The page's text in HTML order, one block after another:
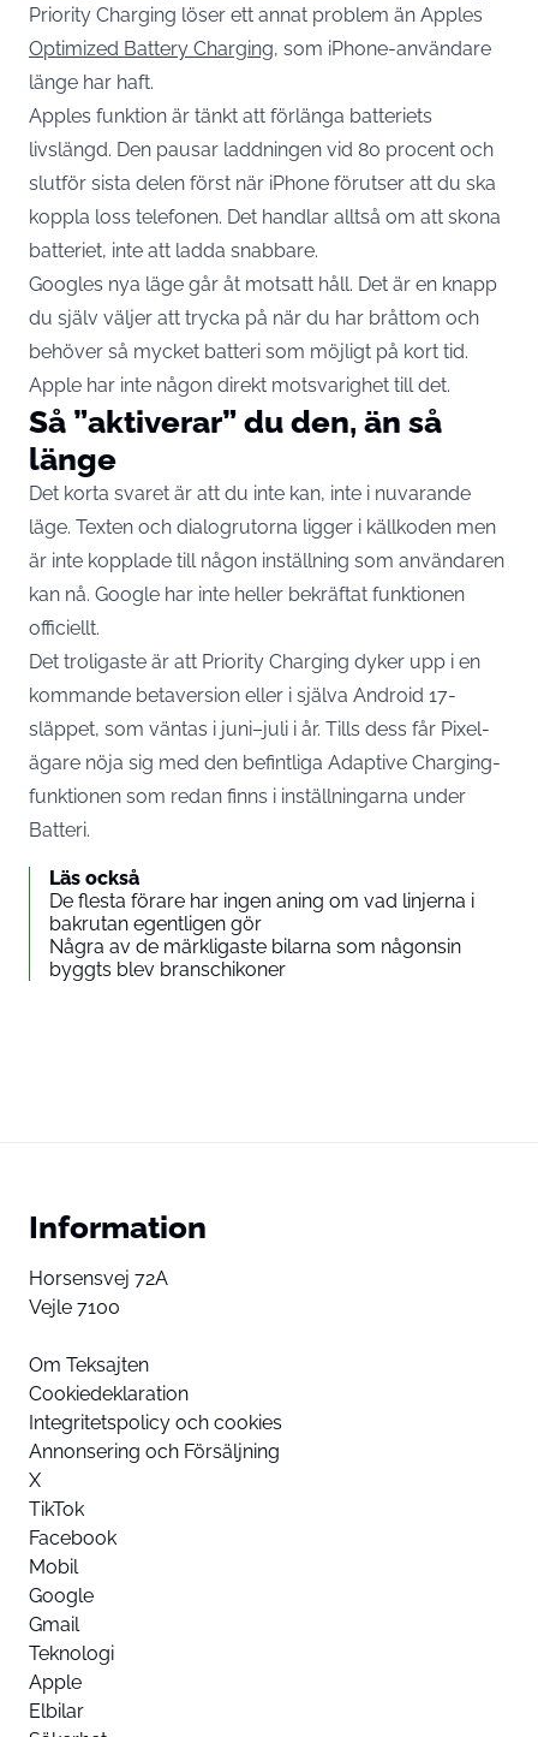
Priority Charging löser ett annat problem än Apples
Optimized Battery Charging, som iPhone-användare
länge har haft.
Apples funktion är tänkt att förlänga batteriets
livslängd. Den pausar laddningen vid 80 procent och
slutför sista delen först när iPhone förutser att du ska
koppla loss telefonen. Det handlar alltså om att skona
batteriet, inte att ladda snabbare.
Googles nya läge går åt motsatt håll. Det är en knapp
du själv väljer att trycka på när du har bråttom och
behöver så mycket batteri som möjligt på kort tid.
Apple har inte någon direkt motsvarighet till det.
Så ”aktiverar” du den, än så
länge
Det korta svaret är att du inte kan, inte i nuvarande
läge. Texten och dialogrutorna ligger i källkoden men
är inte kopplade till någon inställning som användaren
kan nå. Google har inte heller bekräftat funktionen
officiellt.
Det troligaste är att Priority Charging dyker upp i en
kommande betaversion eller i själva Android 17-
släppet, som väntas i juni–juli i år. Tills dess får Pixel-
ägare nöja sig med den befintliga Adaptive Charging-
funktionen som redan finns i inställningarna under
Batteri.
Läs också
De flesta förare har ingen aning om vad linjerna i
bakrutan egentligen gör
Några av de märkligaste bilarna som någonsin
byggts blev branschikoner
Information
Horsensvej 72A
Vejle 7100
Om Teksajten
Cookiedeklaration
Integritetspolicy och cookies
Annonsering och Försäljning
X
TikTok
Facebook
Mobil
Google
Gmail
Teknologi
Apple
Elbilar